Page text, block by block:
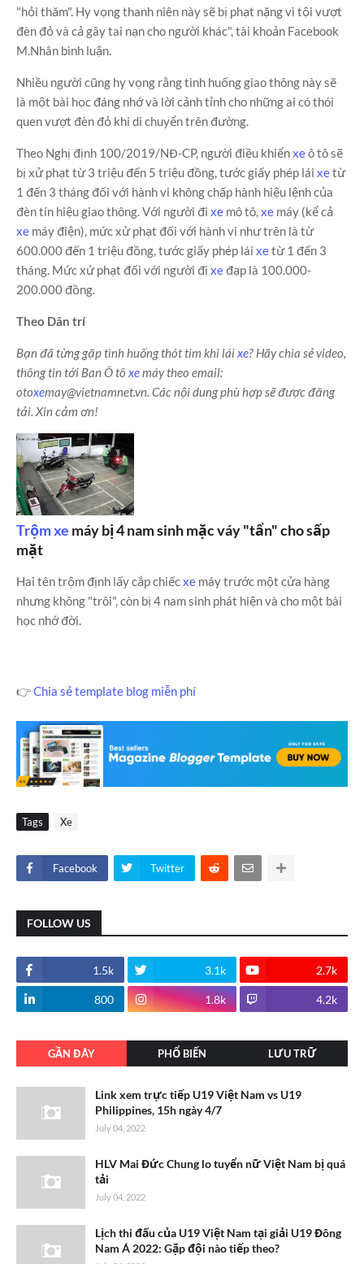
"hỏi thăm". Hy vọng thanh niên này sẽ bị phạt nặng vì tội vượt
đèn đỏ và cả gây tai nạn cho người khác", tài khoản Facebook
M.Nhân bình luận.
Nhiều người cũng hy vọng rằng tình huống giao thông này sẽ
là một bài học đáng nhớ và lời cảnh tỉnh cho những ai có thói
quen vượt đèn đỏ khi di chuyển trên đường.
Theo Nghị định 100/2019/NĐ-CP, người điều khiểnxeô tô sẽ
bị xử phạt từ 3 triệu đến 5 triệu đồng, tước giấy phép lái xetừ
1 đến 3 tháng đối với hành vi không chấp hành hiệu lệnh của
đèn tín hiệu giao thông. Với người đi xe mô tô, xe máy (kể cả
xe máy điện), mức xử phạt đối với hành vi như trên là từ
600.000 đến 1 triệu đồng, tước giấy phép lái xetừ 1 đến 3
tháng. Mức xử phạt đối với người đi xe đạp là 100.000-
200.000 đồng.
Theo Dân trí
Bạn đã từng gặp tình huống thót tim khi lái xe? Hãy chia sẻ video,
thông tin tới Ban Ô tô xemáy theo email:
otoxemay@vietnamnet.vn. Các nội dung phù hợp sẽ được đăng
tải. Xin cảm ơn!
Trộmxe máy bị 4 nam sinh mặc váy "tẩn" cho sấp
mặt
Hai tên trộm định lấy cắp chiếcxe máy trước một cửa hàng
nhưng không "trôi", còn bị 4 nam sinh phát hiện và cho một bài
học nhớ đời.
👉Chia sẻ template blog miễn phí
Tags Xe
Facebook Twitter
FOLLOW US
1.5k 3.1k 2.7k
800 1.8k 4.2k
GẦN ĐÂY PHỔ BIẾN LƯU TRỮ
Link xem trực tiếp U19 Việt Nam vs U19
Philippines, 15h ngày 4/7
July 04, 2022
HLV Mai Đức Chung lo tuyển nữ Việt Nam bị quá
tải
July 04, 2022
Lịch thi đấu của U19 Việt Nam tại giải U19 Đông
Nam Á 2022: Gặp đội nào tiếp theo?